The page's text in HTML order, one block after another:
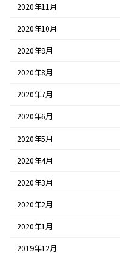
2020年11月
2020年10月
2020年9月
2020年8月
2020年7月
2020年6月
2020年5月
2020年4月
2020年3月
2020年2月
2020年1月
2019年12月